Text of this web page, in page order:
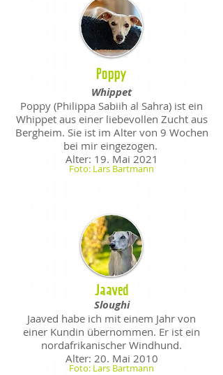
Poppy
Whippet
Poppy (Philippa Sabiih al Sahra) ist ein
Whippet aus einer liebevollen Zucht aus
Bergheim. Sie ist im Alter von 9 Wochen
bei mir eingezogen.
Alter: 19. Mai 2021
Foto: Lars Bartmann
Jaaved
Sloughi
Jaaved habe ich mit einem Jahr von
einer Kundin übernommen. Er ist ein
nordafrikanischer Windhund.
Alter: 20. Mai 2010
Foto: Lars Bartmann